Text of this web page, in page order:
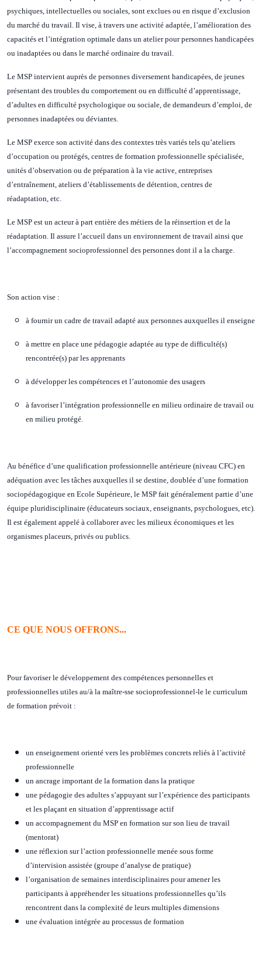
psychiques, intellectuelles ou sociales, sont exclues ou en risque d’exclusion
du marché du travail. Il vise, à travers une activité adaptée, l’amélioration des
capacités et l’intégration optimale dans un atelier pour personnes handicapées
ou inadaptées ou dans le marché ordinaire du travail.
Le MSP intervient auprès de personnes diversement handicapées, de jeunes
présentant des troubles du comportement ou en difficulté d’apprentissage,
d’adultes en difficulté psychologique ou sociale, de demandeurs d’emploi, de
personnes inadaptées ou déviantes.
Le MSP exerce son activité dans des contextes très variés tels qu’ateliers
d’occupation ou protégés, centres de formation professionnelle spécialisée,
unités d’observation ou de préparation à la vie active, entreprises
d’entraînement, ateliers d’établissements de détention, centres de
réadaptation, etc.
Le MSP est un acteur à part entière des métiers de la réinsertion et de la
réadaptation. Il assure l’accueil dans un environnement de travail ainsi que
l’accompagnement socioprofessionnel des personnes dont il a la charge.
Son action vise :
à fournir un cadre de travail adapté aux personnes auxquelles il enseigne
à mettre en place une pédagogie adaptée au type de difficulté(s)
rencontrée(s) par les apprenants
à développer les compétences et l’autonomie des usagers
à favoriser l’intégration professionnelle en milieu ordinaire de travail ou
en milieu protégé.
Au bénéfice d’une qualification professionnelle antérieure (niveau CFC) en
adéquation avec les tâches auxquelles il se destine, doublée d’une formation
sociopédagogique en Ecole Supérieure, le MSP fait généralement partie d’une
équipe pluridisciplinaire (éducateurs sociaux, enseignants, psychologues, etc).
Il est également appelé à collaborer avec les milieux économiques et les
organismes placeurs, privés ou publics.
CE QUE NOUS OFFRONS...
Pour favoriser le développement des compétences personnelles et
professionnelles utiles au/à la maître-sse socioprofessionnel-le le curriculum
de formation prévoit :
un enseignement orienté vers les problèmes concrets reliés à l’activité
professionnelle
un ancrage important de la formation dans la pratique
une pédagogie des adultes s’appuyant sur l’expérience des participants
et les plaçant en situation d’apprentissage actif
un accompagnement du MSP en formation sur son lieu de travail
(mentorat)
une réflexion sur l’action professionnelle menée sous forme
d’intervision assistée (groupe d’analyse de pratique)
l’organisation de semaines interdisciplinaires pour amener les
participants à appréhender les situations professionnelles qu’ils
rencontrent dans la complexité de leurs multiples dimensions
une évaluation intégrée au processus de formation